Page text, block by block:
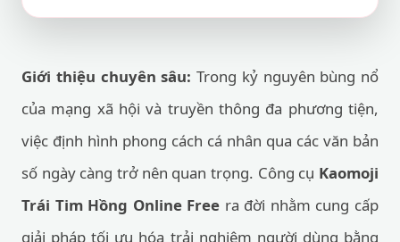
Giới thiệu chuyên sâu: Trong kỷ nguyên bùng nổ
của mạng xã hội và truyền thông đa phương tiện,
việc định hình phong cách cá nhân qua các văn bản
số ngày càng trở nên quan trọng. Công cụ Kaomoji
Trái Tim Hồng Online Free ra đời nhằm cung cấp
giải pháp tối ưu hóa trải nghiệm người dùng bằng